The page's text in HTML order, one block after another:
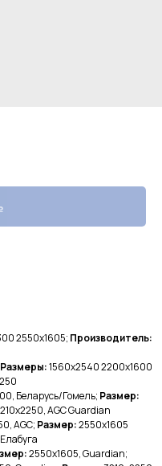
2550х1605; Производитель:
1560х2540 2200х1600
Беларусь/Гомель; Размер:
AGC Guardian
AGC; Размер:2550х1605
2550х1605, Guardian;